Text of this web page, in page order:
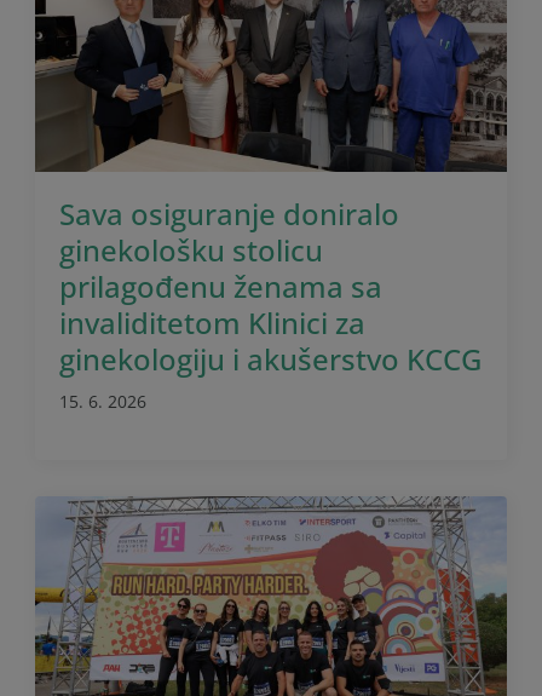
Sava osiguranje doniralo
ginekološku stolicu
prilagođenu ženama sa
invaliditetom Klinici za
ginekologiju i akušerstvo KCCG
15. 6. 2026